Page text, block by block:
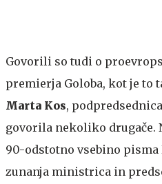
Govorili so tudi o
premierja Goloba, kot je to
Marta Kos,
govorila nekoliko drugače.
90-odstotno vsebino
zunanja ministrica in